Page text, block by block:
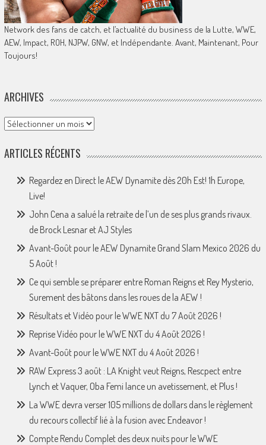
Network des fans de catch, et l’actualité du business de la Lutte, WWE,
AEW, Impact, ROH, NJPW, GNW, et Indépendante. Avant, Maintenant, Pour
Toujours!
ARCHIVES
Archives
ARTICLES RÉCENTS
Regardez en Direct le AEW Dynamite dès 20h Est! 1h Europe,
Live!
John Cena a salué la retraite de l’un de ses plus grands rivaux.
de Brock Lesnar et AJ Styles
Avant-Goût pour le AEW Dynamite Grand Slam Mexico 2026 du
5 Août !
Ce qui semble se préparer entre Roman Reigns et Rey Mysterio,
Surement des bâtons dans les roues de la AEW !
Résultats et Vidéo pour le WWE NXT du 7 Août 2026 !
Reprise Vidéo pour le WWE NXT du 4 Août 2026 !
Avant-Goût pour le WWE NXT du 4 Août 2026 !
RAW Express 3 août : LA Knight veut Reigns, Rescpect entre
Lynch et Vaquer, Oba Femi lance un avetissement, et Plus !
La WWE devra verser 105 millions de dollars dans le règlement
du recours collectif lié à la fusion avec Endeavor !
Compte Rendu Complet des deux nuits pour le WWE